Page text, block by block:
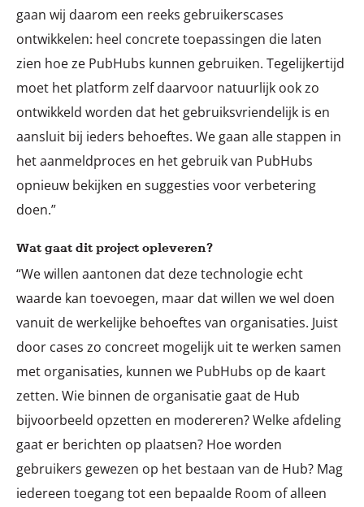
gaan wij daarom een reeks gebruikerscases
ontwikkelen: heel concrete toepassingen die laten
zien hoe ze PubHubs kunnen gebruiken. Tegelijkertijd
moet het platform zelf daarvoor natuurlijk ook zo
ontwikkeld worden dat het gebruiksvriendelijk is en
aansluit bij ieders behoeftes. We gaan alle stappen in
het aanmeldproces en het gebruik van PubHubs
opnieuw bekijken en suggesties voor verbetering
doen.”
Wat gaat dit project opleveren?
“We willen aantonen dat deze technologie echt
waarde kan toevoegen, maar dat willen we wel doen
vanuit de werkelijke behoeftes van organisaties. Juist
door cases zo concreet mogelijk uit te werken samen
met organisaties, kunnen we PubHubs op de kaart
zetten. Wie binnen de organisatie gaat de Hub
bijvoorbeeld opzetten en modereren? Welke afdeling
gaat er berichten op plaatsen? Hoe worden
gebruikers gewezen op het bestaan van de Hub? Mag
iedereen toegang tot een bepaalde Room of alleen